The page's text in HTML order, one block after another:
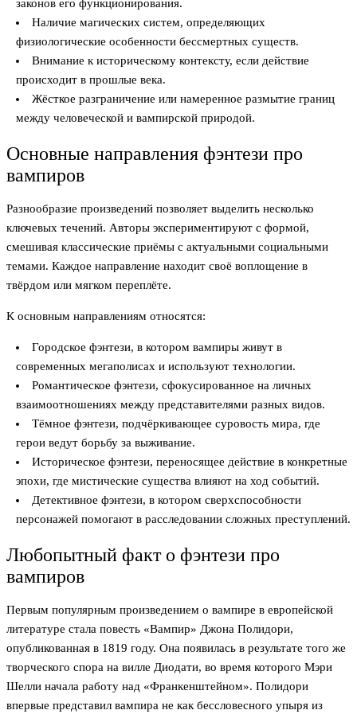
законов его функционирования.
Наличие магических систем, определяющих
физиологические особенности бессмертных существ.
Внимание к историческому контексту, если действие
происходит в прошлые века.
Жёсткое разграничение или намеренное размытие границ
между человеческой и вампирской природой.
Основные направления фэнтези про
вампиров
Разнообразие произведений позволяет выделить несколько
ключевых течений. Авторы экспериментируют с формой,
смешивая классические приёмы с актуальными социальными
темами. Каждое направление находит своё воплощение в
твёрдом или мягком переплёте.
К основным направлениям относятся:
Городское фэнтези, в котором вампиры живут в
современных мегаполисах и используют технологии.
Романтическое фэнтези, сфокусированное на личных
взаимоотношениях между представителями разных видов.
Тёмное фэнтези, подчёркивающее суровость мира, где
герои ведут борьбу за выживание.
Историческое фэнтези, переносящее действие в конкретные
эпохи, где мистические существа влияют на ход событий.
Детективное фэнтези, в котором сверхспособности
персонажей помогают в расследовании сложных преступлений.
Любопытный факт о фэнтези про
вампиров
Первым популярным произведением о вампире в европейской
литературе стала повесть «Вампир» Джона Полидори,
опубликованная в 1819 году. Она появилась в результате того же
творческого спора на вилле Диодати, во время которого Мэри
Шелли начала работу над «Франкенштейном». Полидори
впервые представил вампира не как бессловесного упыря из